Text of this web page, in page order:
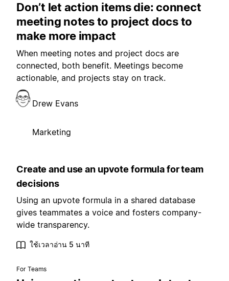
Don’t let action items die: connect
meeting notes to project docs to
make more impact
When meeting notes and project docs are
connected, both benefit. Meetings become
actionable, and projects stay on track.
Drew Evans
Marketing
Create and use an upvote formula for team
decisions
Using an upvote formula in a shared database
gives teammates a voice and fosters company-
wide transparency.
ใช้เวลาอ่าน 5 นาที
For Teams